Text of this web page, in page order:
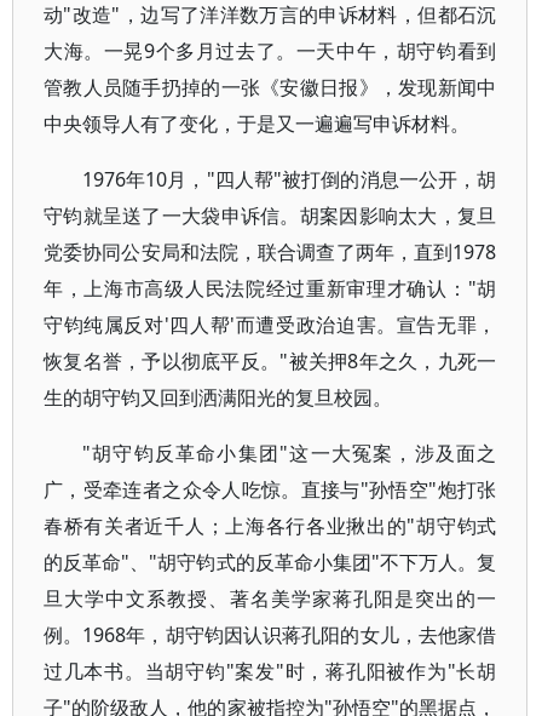
动"改造"，边写了洋洋数万言的申诉材料，但都石沉
大海。一晃9个多月过去了。一天中午，胡守钧看到
管教人员随手扔掉的一张《安徽日报》，发现新闻中
中央领导人有了变化，于是又一遍遍写申诉材料。
1976年10月，"四人帮"被打倒的消息一公开，胡
守钧就呈送了一大袋申诉信。胡案因影响太大，复旦
党委协同公安局和法院，联合调查了两年，直到1978
年，上海市高级人民法院经过重新审理才确认："胡
守钧纯属反对'四人帮'而遭受政治迫害。宣告无罪，
恢复名誉，予以彻底平反。"被关押8年之久，九死一
生的胡守钧又回到洒满阳光的复旦校园。
"胡守钧反革命小集团"这一大冤案，涉及面之
广，受牵连者之众令人吃惊。直接与"孙悟空"炮打张
春桥有关者近千人；上海各行各业揪出的"胡守钧式
的反革命"、"胡守钧式的反革命小集团"不下万人。复
旦大学中文系教授、著名美学家蒋孔阳是突出的一
例。1968年，胡守钧因认识蒋孔阳的女儿，去他家借
过几本书。当胡守钧"案发"时，蒋孔阳被作为"长胡
子"的阶级敌人，他的家被指控为"孙悟空"的黑据点，